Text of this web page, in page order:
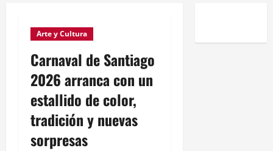
Arte y Cultura
Carnaval de Santiago
2026 arranca con un
estallido de color,
tradición y nuevas
sorpresas